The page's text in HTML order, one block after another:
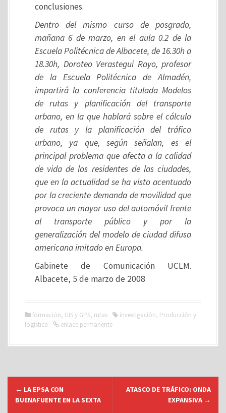
conclusiones.
Dentro del mismo curso de posgrado,
mañana 6 de marzo, en el aula 0.2 de la
Escuela Politécnica de Albacete, de 16.30h a
18.30h, Doroteo Verastegui Rayo, profesor
de la Escuela Politécnica de Almadén,
impartirá la conferencia titulada Modelos
de rutas y planificación del transporte
urbano, en la que hablará sobre el cálculo
de rutas y la planificación del tráfico
urbano, ya que, según señalan, es el
principal problema que afecta a la calidad
de vida de los residentes de las ciudades,
que en la actualidad se ha visto acentuado
por la creciente demanda de movilidad que
provoca un mayor uso del automóvil frente
al transporte público y por la
generalización del modelo de ciudad difusa
americana imitado en Europa.
Gabinete de Comunicación UCLM.
Albacete, 5 de marzo de 2008
formación, GIS y GPS, rutas investigación, Producción y
logística
enlace permanente
← LA EPSA CON
BUENAFUENTE EN LA SEXTA
ATASCO DE TRÁFICO: ONDA
EXPANSIVA →